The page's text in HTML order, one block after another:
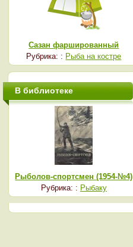
Сазан фаршированный
Рубрика: : Рыба на костре
В библиотеке
Рыболов-спортсмен (1954-№4)
Рубрика: : Рыбаку